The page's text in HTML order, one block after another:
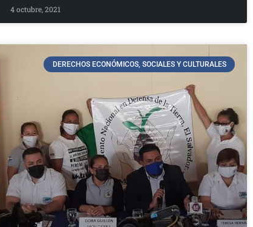
4 octubre, 2021
DERECHOS ECONÓMICOS, SOCIALES Y CULTURALES